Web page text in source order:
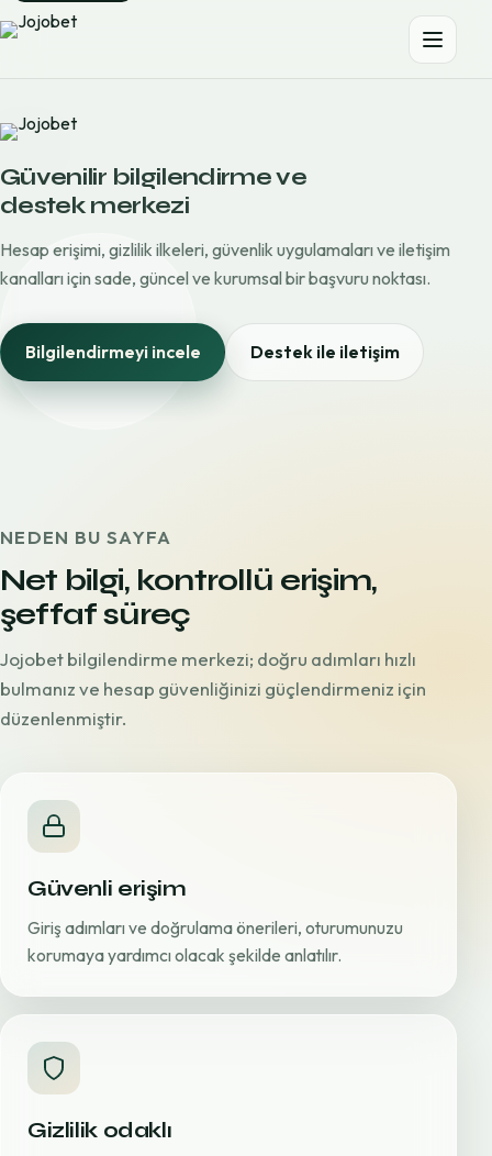
Güvenilir bilgilendirme ve
destek merkezi
Hesap erişimi, gizlilik ilkeleri, güvenlik uygulamaları ve iletişim
kanalları için sade, güncel ve kurumsal bir başvuru noktası.
Bilgilendirmeyi incele Destek ile iletişim
NEDEN BU SAYFA
Net bilgi, kontrollü erişim,
şeffaf süreç
Jojobet bilgilendirme merkezi; doğru adımları hızlı
bulmanız ve hesap güvenliğinizi güçlendirmeniz için
düzenlenmiştir.
Güvenli erişim
Giriş adımları ve doğrulama önerileri, oturumunuzu
korumaya yardımcı olacak şekilde anlatılır.
Gizlilik odaklı